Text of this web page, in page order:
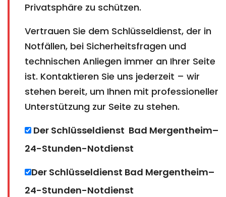
Privatsphäre zu schützen.
Vertrauen Sie dem Schlüsseldienst, der in
Notfällen, bei Sicherheitsfragen und
technischen Anliegen immer an Ihrer Seite
ist. Kontaktieren Sie uns jederzeit – wir
stehen bereit, um Ihnen mit professioneller
Unterstützung zur Seite zu stehen.
Der Schlüsseldienst Bad Mergentheim​​​​​​​–
24-Stunden-Notdienst
Der Schlüsseldienst Bad Mergentheim​​​​​​​–
24-Stunden-Notdienst